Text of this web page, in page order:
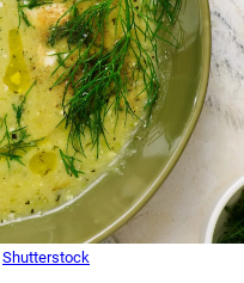
Shutterstock